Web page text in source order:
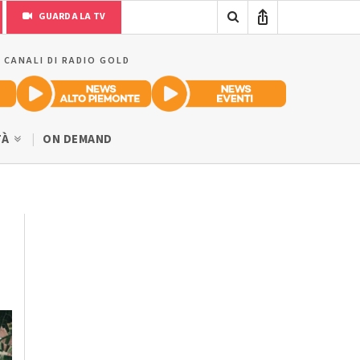
GUARDA LA TV
DI RADIO GOLD
ON DEMAND